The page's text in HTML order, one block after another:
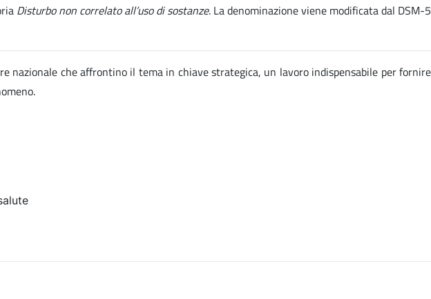
Disturbo non correlato all’uso di sostanze. La denominazione viene modificata dal DSM-5
nazionale che affrontino il tema in chiave strategica, un lavoro indispensabile per fornire